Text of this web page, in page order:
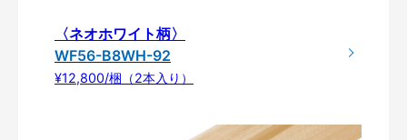
〈ネオホワイト柄〉
WF56-B8WH-92
¥12,800/梱（2本入り）